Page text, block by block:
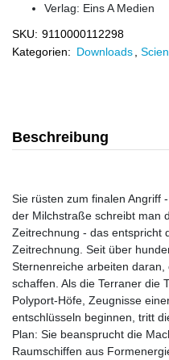
Verlag: Eins A Medien
SKU: 9110000112298
Kategorien: Downloads
Beschreibung
Sie rüsten zum finalen Angriff
der Milchstraße schreibt man
Zeitrechnung - das entspricht
Zeitrechnung. Seit über
Sternenreiche arbeiten
schaffen. Als die Terraner die
Polyport-Höfe, Zeugnisse
entschlüsseln beginnen, tritt
Plan: Sie beansprucht die
Raumschiffen aus